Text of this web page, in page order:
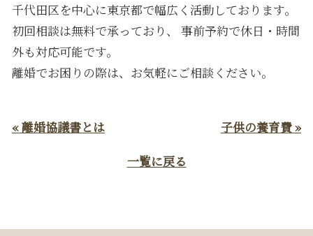
千代田区を中心に東京都で幅広く活動しております。
初回相談は無料で承っており、 事前予約で休日・時間
外も対応可能です。
離婚でお困りの際は、お気軽にご相談ください。
« 離婚協議書とは
子供の養育費 »
一覧に戻る